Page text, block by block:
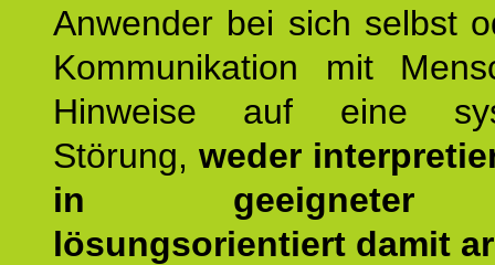
Anwender bei sich selbst
Kommunikation mit
Hinweise auf eine
Störung, weder
in geeigneter
lösungsorientiert damit